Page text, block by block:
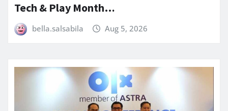
Tech & Play Month…
bella.salsabila Aug 5, 2026